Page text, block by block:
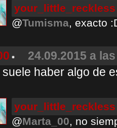
your_little_reckless
@Tumisma, exacto
24.09.2015 a
suele haber algo de
your_little_reckless
@Marta_00, no